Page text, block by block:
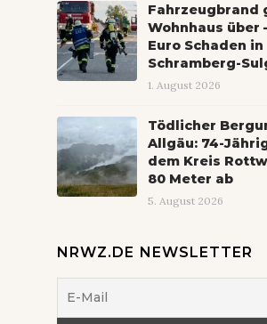
Fahrzeugbrand
Wohnhaus über
Euro Schaden in
Schramberg-
1. August 2026
Tödlicher
Allgäu: 74-
dem Kreis
80 Meter ab
5. August 2026
NRWZ.DE NEWSLETTER